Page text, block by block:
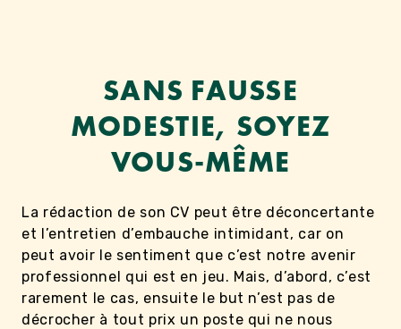
SANS FAUSSE
MODESTIE, SOYEZ
VOUS-MÊME
La rédaction de son CV peut être déconcertante
et l’entretien d’embauche intimidant, car on
peut avoir le sentiment que c’est notre avenir
professionnel qui est en jeu. Mais, d’abord, c’est
rarement le cas, ensuite le but n’est pas de
décrocher à tout prix un poste qui ne nous